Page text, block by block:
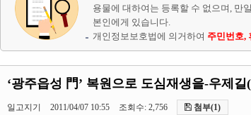
용물에 대하여는 등록할 수 없으며, 만
본인에게 있습니다.
개인정보보호법에 의거하여 주민번호,
‘광주읍성 門’ 복원으로 도심재생을-우제
일고지기 2011/04/07 10:55 조회수: 2,756 첨부(1)